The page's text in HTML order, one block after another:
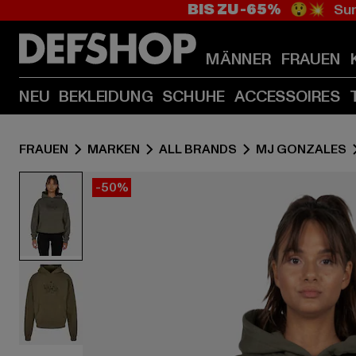
BIS ZU -65% 😲💥
MÄNNER FRAUEN
NEU BEKLEIDUNG SCHUHE ACCESSOIRES
FRAUEN MARKEN ALL BRANDS MJ GONZALES
-50%